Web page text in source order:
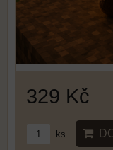
329 Kč
ks